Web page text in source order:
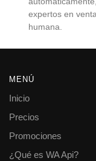
expertos en
humana.
MENÚ
Inicio
Precios
Promociones
¿Qué es WA Api?